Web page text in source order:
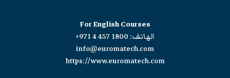
For English Courses
الهاتف: +971 4 457 1800
info@euromatech.com
https://www.euromatech.com